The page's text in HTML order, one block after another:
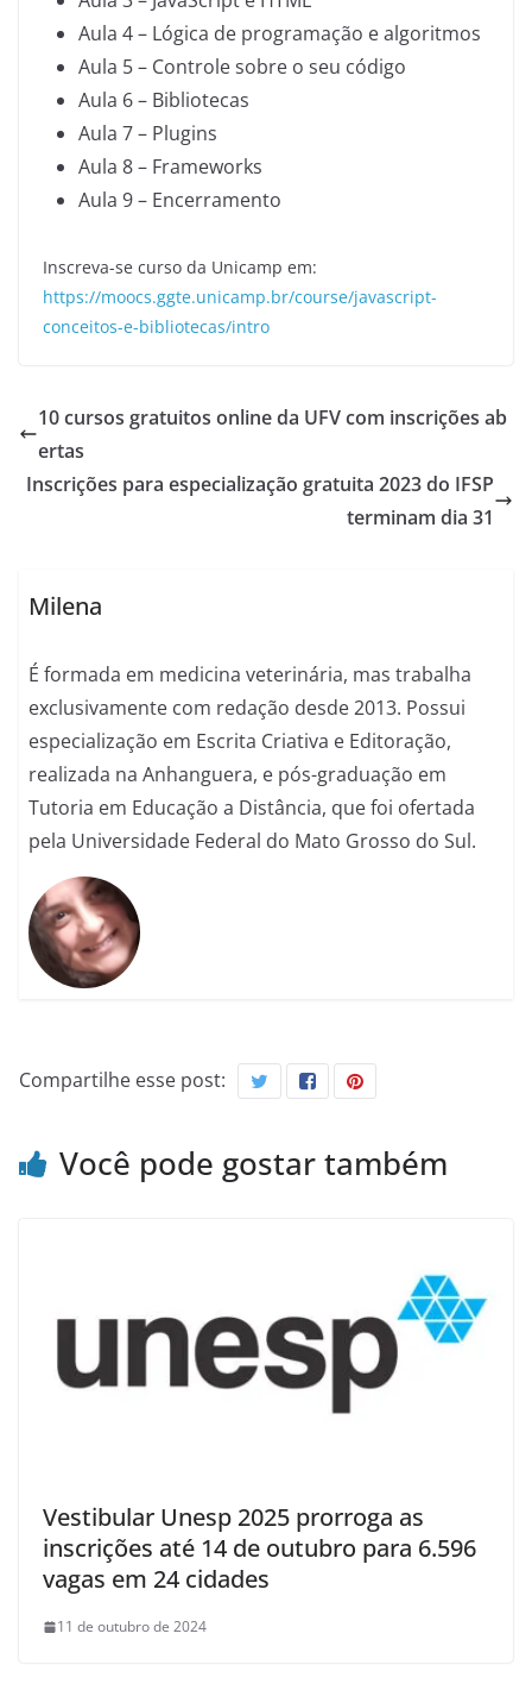
Aula 4 – Lógica de programação e algoritmos
Aula 5 – Controle sobre o seu código
Aula 6 – Bibliotecas
Aula 7 – Plugins
Aula 8 – Frameworks
Aula 9 – Encerramento
Inscreva-se curso da Unicamp em:
https://moocs.ggte.unicamp.br/course/javascript-
conceitos-e-bibliotecas/intro
10 cursos gratuitos online da UFV com inscrições ab
ertas
Inscrições para especialização gratuita 2023 do IFSP
terminam dia 31
Milena
É formada em medicina veterinária, mas trabalha
exclusivamente com redação desde 2013. Possui
especialização em Escrita Criativa e Editoração,
realizada na Anhanguera, e pós-graduação em
Tutoria em Educação a Distância, que foi ofertada
pela Universidade Federal do Mato Grosso do Sul.
Compartilhe esse post:
Você pode gostar também
Vestibular Unesp 2025 prorroga as
inscrições até 14 de outubro para 6.596
vagas em 24 cidades
11 de outubro de 2024